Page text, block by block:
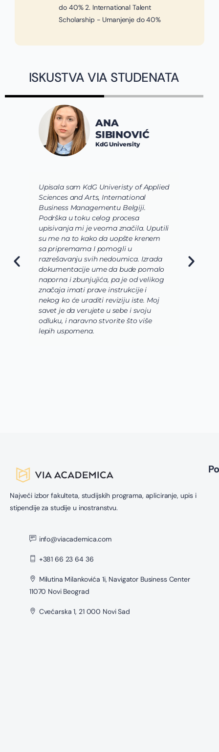
do 40% 2. International Talent
Scholarship - Umanjenje do 40%
ISKUSTVA VIA STUDENATA
Upisala sam KdG Univeristy of Applied
Sciences and Arts, International
Business Managementu Belgiji.
Podrška u toku celog procesa
upisivanja mi je veoma značila. Uputili
su me na to kako da uopšte krenem
sa pripremama I pomogli u
razrešavanju svih nedoumica. Izrada
dokumentacije ume da bude pomalo
naporna i zbunjujića, pa je od velikog
značaja imati prave instrukcije i
nekog ko će uraditi reviziju iste. Moj
savet je da verujete u sebe i svoju
odluku, i naravno stvorite što više
lepih uspomena.
ANA
SIBINOVIĆ
KdG University
Najveći izbor fakulteta, studijskih programa, apliciranje, upis i
stipendije za studije u inostranstvu.
info@viacademica.com
+381 66 23 64 36
Milutina Milankovića 1i, Navigator Business Center
11070 Novi Beograd
Cvećarska 1, 21 000 Novi Sad